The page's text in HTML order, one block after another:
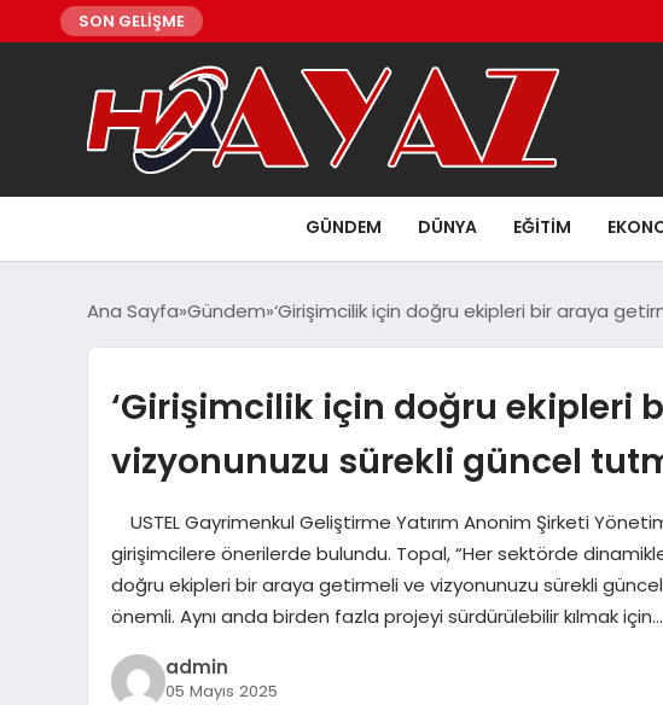
SON GELİŞME
GÜNDEM DÜNYA EĞITIM
Ana Sayfa Gündem ‘Girişimcilik için doğru ekipleri bir araya
‘Girişimcilik için doğru ekipleri
vizyonunuzu sürekli güncel
USTEL Gayrimenkul Geliştirme Yatırım Anonim Şirketi
girişimcilere önerilerde bulundu. Topal, “Her sektörde
doğru ekipleri bir araya getirmeli ve vizyonunuzu sürekli
önemli. Aynı anda birden fazla projeyi sürdürülebilir kılmak için…
admin
05 Mayıs 2025